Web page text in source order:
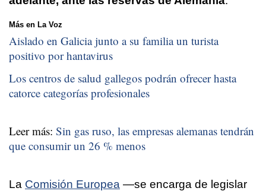
Más en La Voz
Aislado en Galicia junto a su familia un turista
positivo por hantavirus
Los centros de salud gallegos podrán ofrecer hasta
catorce categorías profesionales
Leer más: Sin gas ruso, las empresas alemanas tendrán
que consumir un 26 % menos
La Comisión Europea —se encarga de legislar